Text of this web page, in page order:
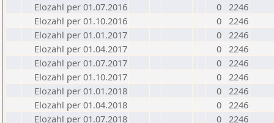
Elozahl per 01.07.2016
0 2246
Elozahl per 01.10.2016
0 2246
Elozahl per 01.01.2017
0 2246
Elozahl per 01.04.2017
0 2246
Elozahl per 01.07.2017
0 2246
Elozahl per 01.10.2017
0 2246
Elozahl per 01.01.2018
0 2246
Elozahl per 01.04.2018
0 2246
Elozahl per 01.07.2018
0 2246